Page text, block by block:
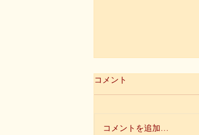
コメント
コメントを追加…